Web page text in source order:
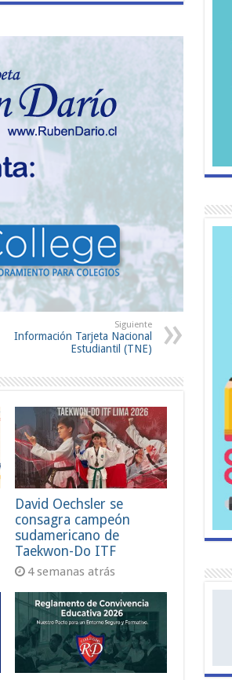
Siguiente
Información Tarjeta Nacional
Estudiantil (TNE)
David Oechsler se
consagra campeón
sudamericano de
Taekwon-Do ITF
4 semanas atrás